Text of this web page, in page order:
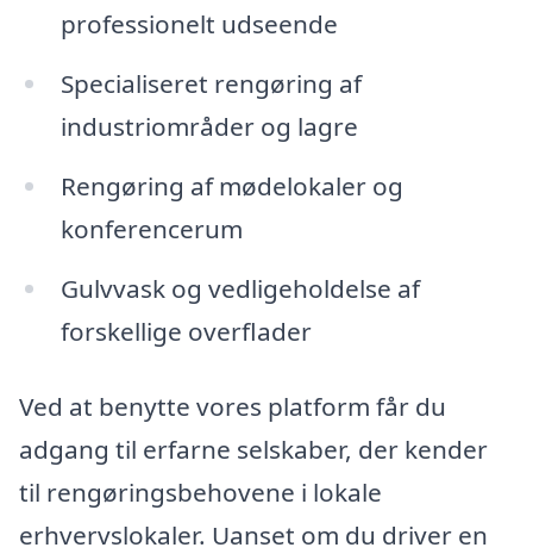
professionelt udseende
Specialiseret rengøring af
industriområder og lagre
Rengøring af mødelokaler og
konferencerum
Gulvvask og vedligeholdelse af
forskellige overflader
Ved at benytte vores platform får du
adgang til erfarne selskaber, der kender
til rengøringsbehovene i lokale
erhvervslokaler. Uanset om du driver en